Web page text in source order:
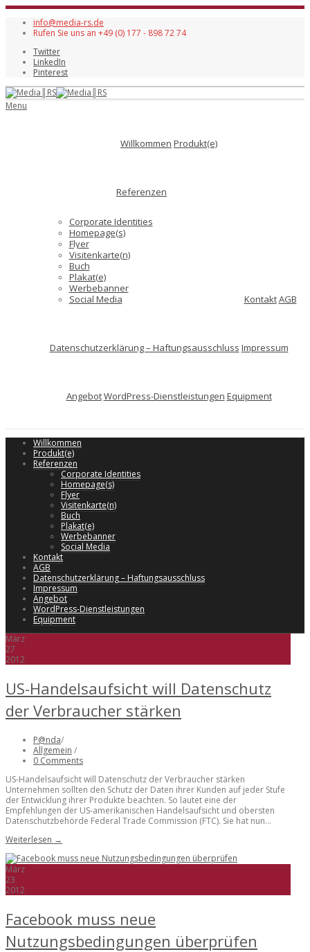
info@media-rs.de
Rufen Sie uns an +49 (0) 177 - 898 72 74
Twitter
LinkedIn
Pinterest
Menu
Willkommen Produkt(e)
Referenzen
Corporate Identities
Homepage(s)
Flyer
Visitenkarte(n)
Buch
Plakat(e)
Werbebanner
Social Media
KontaktAGB
Datenschutzerklärung – Haftungsausschluss Impressum
AngebotWordPress-Dienstleistungen Equipment
Willkommen
Produkt(e)
Referenzen
Corporate Identities
Homepage(s)
Flyer
Visitenkarte(n)
Buch
Plakat(e)
Werbebanner
Social Media
Kontakt
AGB
Datenschutzerklärung – Haftungsausschluss
Impressum
Angebot
WordPress-Dienstleistungen
Equipment
März
27
2012
US-Handelsaufsicht will Datenschutz
der Verbraucher stärken
P@nda/
Allgemein /
0 Comments
US-Handelsaufsicht will Datenschutz der Verbraucher stärken
Unternehmen sollten den Schutz der Daten ihrer Kunden auf jeder Stufe
der Entwicklung ihrer Produkte beachten. So lautet eine der
Empfehlungen der US-amerikanischen Handelsaufsicht und obersten
Datenschutzbehörde Federal Trade Commission (FTC). Sie hat nun...
Weiterlesen →
März
23
2012
Facebook muss neue
Nutzungsbedingungen überprüfen